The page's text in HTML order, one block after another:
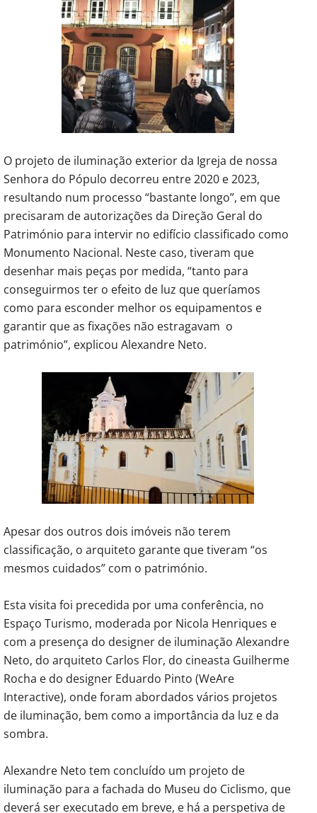
O projeto de iluminação exterior da Igreja de nossa
Senhora do Pópulo decorreu entre 2020 e 2023,
resultando num processo “bastante longo”, em que
precisaram de autorizações da Direção Geral do
Património para intervir no edifício classificado como
Monumento Nacional. Neste caso, tiveram que
desenhar mais peças por medida, “tanto para
conseguirmos ter o efeito de luz que queríamos
como para esconder melhor os equipamentos e
garantir que as fixações não estragavam o
património”, explicou Alexandre Neto.
Apesar dos outros dois imóveis não terem
classificação, o arquiteto garante que tiveram “os
mesmos cuidados” com o património.
Esta visita foi precedida por uma conferência, no
Espaço Turismo, moderada por Nicola Henriques e
com a presença do designer de iluminação Alexandre
Neto, do arquiteto Carlos Flor, do cineasta Guilherme
Rocha e do designer Eduardo Pinto (WeAre
Interactive), onde foram abordados vários projetos
de iluminação, bem como a importância da luz e da
sombra.
Alexandre Neto tem concluído um projeto de
iluminação para a fachada do Museu do Ciclismo, que
deverá ser executado em breve, e há a perspetiva de